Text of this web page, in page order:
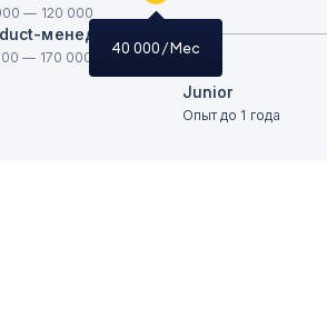
— 120 000
менеджер
— 170 000
Junior
Опыт до 1 года
40 000/ Мес